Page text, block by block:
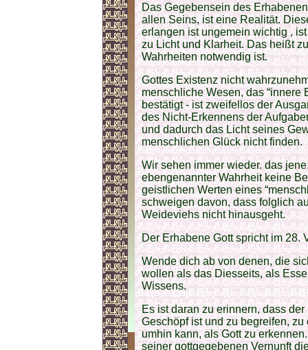
Das Gegebensein des
allen Seins, ist eine Realität.
erlangen ist ungemein wichtig ,
zu Licht und Klarheit. Das heißt
Wahrheiten notwendig ist.
Gottes Existenz nicht
menschliche Wesen, das “innere
bestätigt - ist zweifellos der
des Nicht-Erkennens der
und dadurch das Licht seines
menschlichen Glück nicht finden.
Wir sehen immer wieder. das
ebengenannter Wahrheit keine
geistlichen Werten eines
schweigen davon, dass folglich
Weideviehs nicht hinausgeht.
Der Erhabene Gott spricht im 28.
Wende dich ab von denen, die
wollen als das Diesseits, als
Wissens.
Es ist daran zu erinnern, dass
Geschöpf ist und zu begreifen,
umhin kann, als Gott zu
seiner gottgegebenen Vernunft